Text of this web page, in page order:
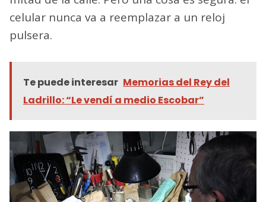
celular nunca va a reemplazar a un reloj
pulsera.
Te puede interesar Memorias del Rey del
Ladrillo: “Le vendí a medio Escobar”